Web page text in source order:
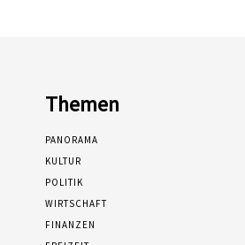
Themen
PANORAMA
KULTUR
POLITIK
WIRTSCHAFT
FINANZEN